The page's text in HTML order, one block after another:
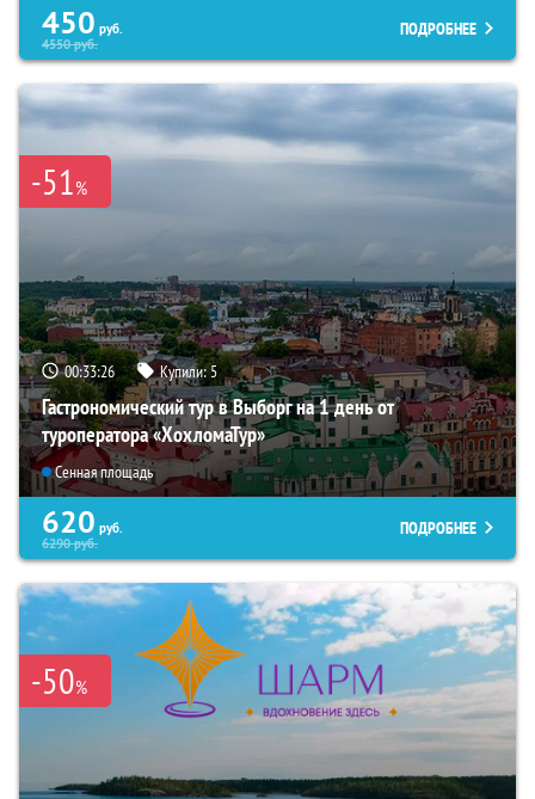
450 руб.
4550руб.
ПОДРОБНЕЕ
-51%
00:33:24 Купили:5
Гастрономический тур в Выборг на 1 день от
туроператора «ХохломаТур»
Сенная площадь
620 руб.
6290руб.
ПОДРОБНЕЕ
-50%